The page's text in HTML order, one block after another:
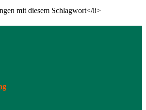
mit diesem Schlagwort</li>